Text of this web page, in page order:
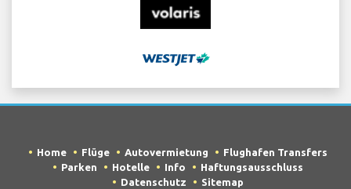
Home Flüge Autovermietung
Flughafen Transfers
Parken
Hotelle Info
Haftungsausschluss
Datenschutz
Sitemap